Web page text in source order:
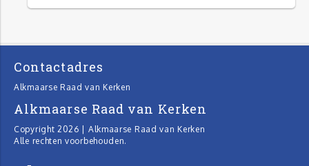
Contactadres
Alkmaarse Raad van Kerken
Alkmaarse Raad van Kerken
Copyright 2026 | Alkmaarse Raad van Kerken
Alle rechten voorbehouden.